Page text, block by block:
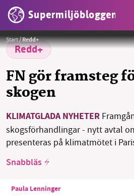
Supermiljöbloggen
OMRÅDEN
MILJÖFAKTA
OM OSS
Sök Sparade
Threads
Start/Redd+
Redd+
FN gör framsteg
skogen
KLIMATGLADA NYHETER
skogsförhandlingar - nytt avtal
presenteras på klimatmötet i
Snabbläs
Paula Lenninger